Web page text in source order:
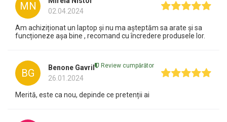
MN
02.04.2024
Am achiziționat un laptop și nu ma așteptăm sa arate și sa
funcționeze așa bine , recomand cu încredere produsele lor.
BG
Benone Gavril
26.01.2024
Review cumpărător
Merită, este ca nou, depinde ce pretenții ai